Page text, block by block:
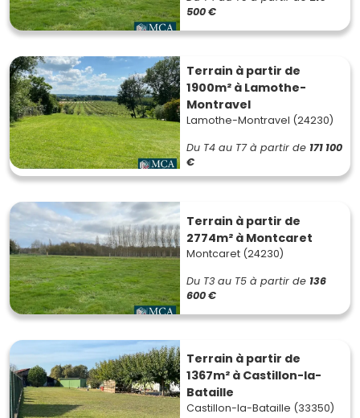
500 €
Terrain à partir de
1900m² à Lamothe-
Montravel
Lamothe-Montravel (24230)
Du T4 au T7 à partir de 171 100
€
Terrain à partir de
2774m² à Montcaret
Montcaret (24230)
Du T3 au T5 à partir de 136
600 €
Terrain à partir de
1367m² à Castillon-la-
Bataille
Castillon-la-Bataille (33350)